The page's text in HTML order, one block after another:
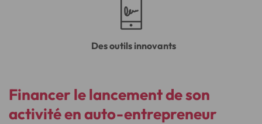
Des outils innovants
Financer le lancement de son
activité en auto-entrepreneur